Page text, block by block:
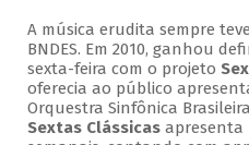
A música erudita sempre
BNDES. Em 2010, ganhou
sexta-feira com o projeto
oferecia ao público
Orquestra Sinfônica
Sextas Clássicasapresenta